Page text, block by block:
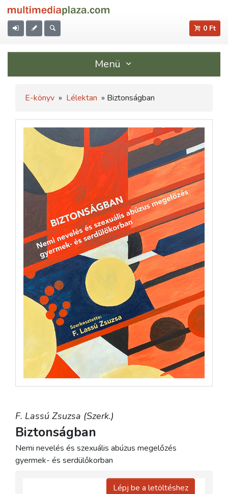
0 Ft
Menü
E-könyv » Lélektan » Biztonságban
F. Lassú Zsuzsa (Szerk.)
Biztonságban
Nemi nevelés és szexuális abúzus megelőzés
gyermek- és serdülőkorban
Lépj be a letöltéshez